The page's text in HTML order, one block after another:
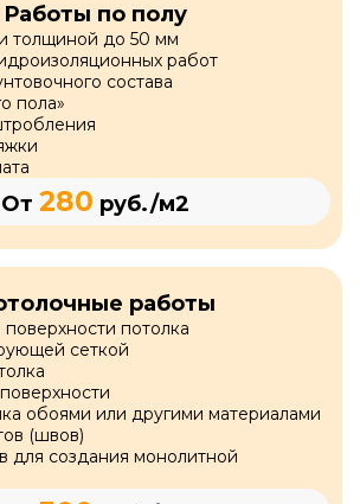
Работы по полу
толщиной до 50 мм
работ
состава
пола»
От 280 руб./м2
работы
потолка
сеткой
обоями или другими материалами
(швов)
для создания монолитной